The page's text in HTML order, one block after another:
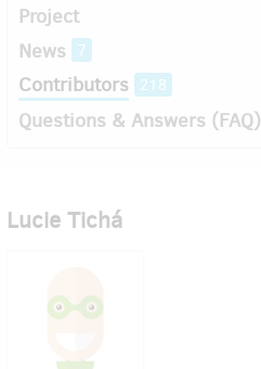
Project
News
7
Contributors 218
Questions & Answers (FAQ)
Lucie Tichá